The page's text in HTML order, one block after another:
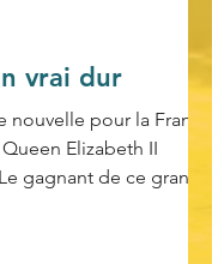
vrai dur
pour la France
Elizabeth II
gagnant de ce grand